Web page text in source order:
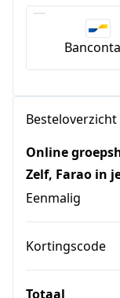
Besteloverzicht
Online
Zelf, Farao in
Eenmalig
Kortingscode
Totaal